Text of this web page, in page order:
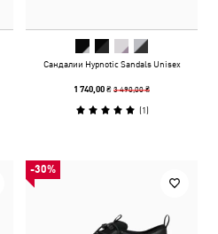
Сандалии Hypnotic Sandals Unisex
1 740,00 ₴3 490,00 ₴
(1)
-30%